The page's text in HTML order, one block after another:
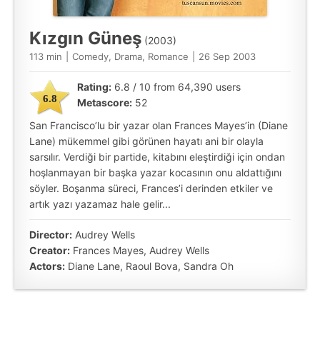
Kızgın Güneş (2003)
113 min Comedy, Drama, Romance 26 Sep 2003
6.8
Rating: 6.8 / 10 from 64,390 users
Metascore: 52
San Francisco’lu bir yazar olan Frances Mayes’in (Diane
Lane) mükemmel gibi görünen hayatı ani bir olayla
sarsılır. Verdiği bir partide, kitabını eleştirdiği için ondan
hoşlanmayan bir başka yazar kocasının onu aldattığını
söyler. Boşanma süreci, Frances’i derinden etkiler ve
artık yazı yazamaz hale gelir...
Director: Audrey Wells
Creator: Frances Mayes, Audrey Wells
Actors: Diane Lane, Raoul Bova, Sandra Oh